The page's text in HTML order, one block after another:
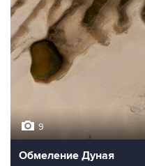
9
Обмеление Дуная